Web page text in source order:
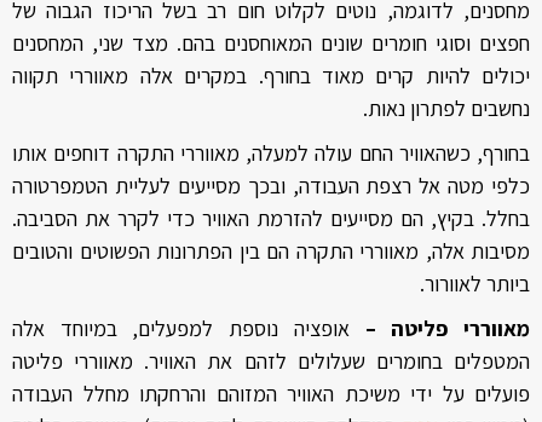
מחסנים, לדוגמה, נוטים לקלוט חום רב בשל הריכוז הגבוה של
חפצים וסוגי חומרים שונים המאוחסנים בהם. מצד שני, המחסנים
יכולים להיות קרים מאוד בחורף. במקרים אלה מאווררי תקווה
נחשבים לפתרון נאות.
בחורף, כשהאוויר החם עולה למעלה, מאווררי התקרה דוחפים אותו
כלפי מטה אל רצפת העבודה, ובכך מסייעים לעליית הטמפרטורה
בחלל. בקיץ, הם מסייעים להזרמת האוויר כדי לקרר את הסביבה.
מסיבות אלה, מאווררי התקרה הם בין הפתרונות הפשוטים והטובים
ביותר לאוורור.
מאווררי פליטה – אופציה נוספת למפעלים, במיוחד אלה
המטפלים בחומרים שעלולים לזהם את האוויר. מאווררי פליטה
פועלים על ידי משיכת האוויר המזוהם והרחקתו מחלל העבודה